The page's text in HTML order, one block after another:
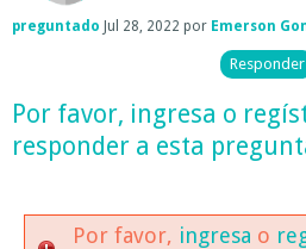
preguntado Jul 28, 2022 por Emerson
Por favor, ingresa o
responder a esta
Por favor, ingresa o